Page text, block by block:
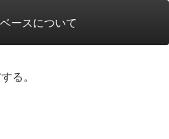
ースについて
る。